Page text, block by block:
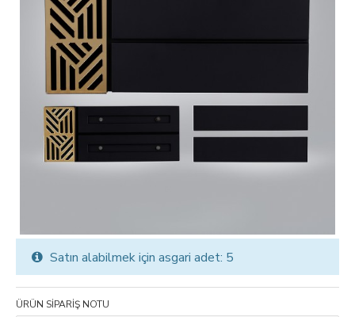
ÜRÜN SİPARİŞ NOTU
Satın alabilmek için asgari adet: 5